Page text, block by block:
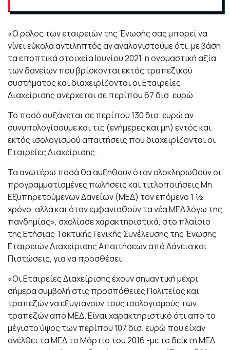
«Ο ρόλος των εταιρειών της Ένωσής σας μπορεί να
γίνει εύκολα αντιληπτός αν αναλογιστούμε ότι, με βάση
τα εποπτικά στοιχεία Ιουνίου 2021, η ονομαστική αξία
των δανείων που βρίσκονται εκτός τραπεζικού
συστήματος και διαχειρίζονται οι Εταιρείες
Διαχείρισης ανέρχεται σε περίπου 67 δισ. ευρώ.
Το ποσό αυξάνεται σε περίπου 130 δισ. ευρώ αν
συνυπολογίσουμε και τις (ενήμερες και μη) εντός και
εκτός ισολογισμού απαιτήσεις που διαχειρίζονται οι
Εταιρείες Διαχείρισης.
Τα ανωτέρω ποσά θα αυξηθούν όταν ολοκληρωθούν οι
προγραμματισμένες πωλήσεις και τιτλοποιήσεις Μη
Εξυπηρετούμενων Δανείων (ΜΕΔ) τον επόμενο 1 ½
χρόνο, αλλά και όταν εμφανισθούν τα νέα ΜΕΔ λόγω της
πανδημίας», σχολίασε χαρακτηριστικά, στο πλαίσιο
της Ετήσιας Τακτικής Γενικής Συνέλευσης της Ένωσης
Εταιρειών Διαχείρισης Απαιτήσεων από Δάνεια και
Πιστώσεις, για να προσθέσει:
«Οι Εταιρείες Διαχείρισης έχουν σημαντική μέχρι
σήμερα συμβολή στις προσπάθειες Πολιτείας και
τραπεζών να εξυγιάνουν τους ισολογισμούς των
τραπεζών από ΜΕΔ. Είναι χαρακτηριστικό ότι από το
μέγιστο ύψος των περίπου 107 δισ. ευρώ που είχαν
ανέλθει τα ΜΕΔ το Μάρτιο του 2016 -με το δείκτη ΜΕΔ